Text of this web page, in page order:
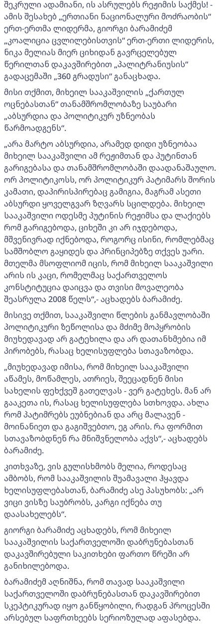
შეკრული ადამიანი, ის ასრულებს რეჟიმის საქმეს! -
ამის შესახებ „ერთიანი ნაციონალური მოძრაობის“
ერთ-ერთმა ლიდერმა, გიორგი ბარამიძემ
„კოალიცია ცვლილებისთვის“ ერთ-ერთი ლიდერის,
ნიკა მელიას მიერ ციხიდან გავრცელებულ
წერილთან დაკავშირებით „პალიტრანიუსის“
გადაცემაში „360 გრადუსი“ განაცხადა.
მისი თქმით, მიხეილ სააკაშვილის „ქართულ
ოცნებასთან“ თანამშრომლობაზე საუბარი
„აბსურდია და პოლიტიკურ უზნეობას
წარმოადგენს“.
„არა მარტო აბსურდია, არამედ დიდი უზნეობაა
მიხეილ სააკაშვილი ამ რეჟიმთან და პუტინთან
გარიგებასა და თანამშრომლობაში დაადანაშაულო.
ორ პოლიტიკოსს, ორ პოლიტიკურ პატიმარს შორის
კამათი, დაპირისპირებაც გამიგია, მაგრამ ასეთი
აბსურდი ყოველგვარ ზღვარს სცილდება. მიხეილ
სააკაშვილი ოდესმე პუტინის რეჟიმსა და ლაქიებს
რომ გარიგებოდა, ციხეში კი არ იჯდებოდა,
მშვენივრად იქნებოდა, როგორც ისინი, რომლებმაც
სამშობლო გაყიდეს და პრინციპებზე თქვეს უარი.
მთელმა მსოფლიომ იცის, რომ მიხეილ სააკაშვილი
არის ის კაცი, რომელმაც საქართველოს
კონსტიტუცია დაიცვა და თვისი მოვალეობა
შეასრულა 2008 წელს“,- აცხადებს ბარამიძე.
მისივე თქმით, სააკაშვილი წლების განმავლობაში
პოლიტიკური ზეწოლისა და მძიმე მოპყრობის
მიუხედავად არ გატეხილა და არ დათანხმებია იმ
პირობებს, რასაც ხელისუფლება სთავაზობდა.
„მიუხედავად იმისა, რომ მიხეილ სააკაშვილი
აწამეს, მოწამლეს, ათრიეს, შეეცადნენ მისი
სახელის ფეხქვეშ გათელვას - ვერ გატეხეს. მან არ
გააკეთა ის, რასაც ხელისუფლება სთხოვდა. ახლა
რომ პატიმრებს ეუბნებიან და არც მალავენ -
მოინანიეთ და გაგიშვებთო, ეგ არის. რა ფორმით
სთავაზობდნენ რა მნიშვნელობა აქვს“,- აცხადებს
ბარამიძე.
კითხვაზე, ვის გულისხმობს მელია, როდესაც
ამბობს, რომ სააკაშვილის შუამავალი ჰყავდა
ხელისუფლებასთან, ბარამიძე ასე პასუხობს: „არ
ვიცი ვისზე საუბრობს, კარგი იქნება თუ
დაასახელებს“.
გიორგი ბარამიძე აცხადებს, რომ მიხეილ
სააკაშვილის საქართველოში დაბრუნებასთან
დაკავშირებული საკითხები ფართო წრეში არ
განიხილებოდა.
ბარამიძემ აღნიშნა, რომ თავად სააკაშვილი
საქართველოში დაბრუნებასთან დაკავშირებით
სკეპტიკურად იყო განწყობილი, რადგან პროცესში
არსებულ საფრთხეებს სერიოზულად აფასებდა.